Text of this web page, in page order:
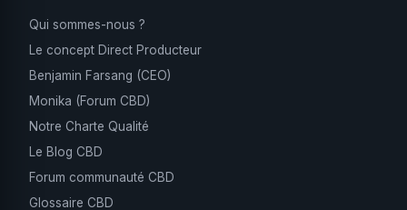
Qui sommes-nous ?
Le concept Direct Producteur
Benjamin Farsang (CEO)
Monika (Forum CBD)
Notre Charte Qualité
Le Blog CBD
Forum communauté CBD
Glossaire CBD